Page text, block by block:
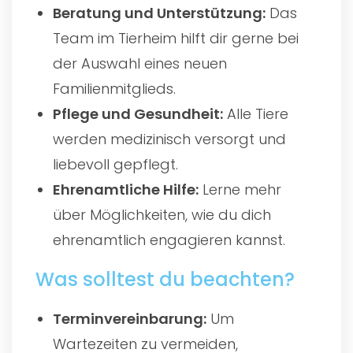
Beratung und Unterstützung: Das
Team im Tierheim hilft dir gerne bei
der Auswahl eines neuen
Familienmitglieds.
Pflege und Gesundheit: Alle Tiere
werden medizinisch versorgt und
liebevoll gepflegt.
Ehrenamtliche Hilfe: Lerne mehr
über Möglichkeiten, wie du dich
ehrenamtlich engagieren kannst.
Was solltest du beachten?
Terminvereinbarung: Um
Wartezeiten zu vermeiden,